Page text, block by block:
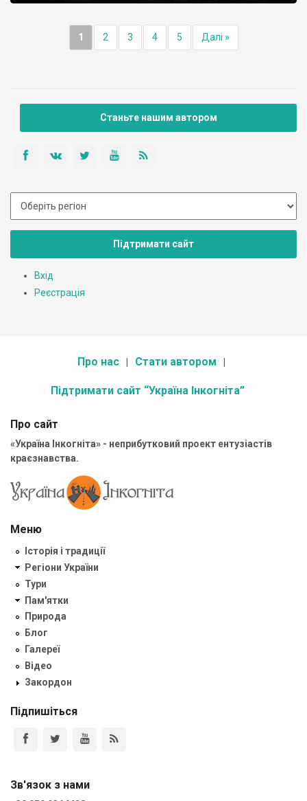
1 2 3 4 5 Далі »
Станьте нашим автором
Підтримати сайт
Вхід
Реєстрація
Про нас Стати автором
Підтримати сайт “Україна Інкогніта”
Про сайт
«Україна Інкогніта» - неприбутковий проект ентузіастів
краєзнавства.
Меню
Історія і традиції
Регіони України
Тури
Пам'ятки
Природа
Блог
Галереї
Відео
Закордон
Підпишіться
Зв'язок з нами